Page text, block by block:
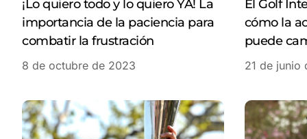
¡Lo quiero todo y lo quiero YA! La
importancia de la paciencia para
combatir la frustración
8 de octubre de 2023
El Golf
cómo la
puede
21 de junio